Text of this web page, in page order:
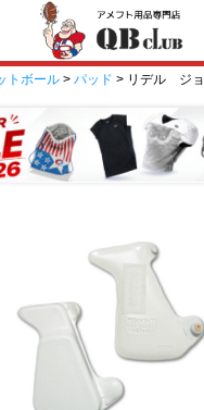
トボール > パッド > リデル ジ